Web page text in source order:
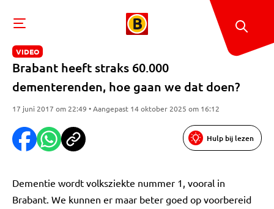
VIDEO
Brabant heeft straks 60.000
dementerenden, hoe gaan we dat doen?
17 juni 2017 om 22:49 • Aangepast 14 oktober 2025 om 16:12
Hulp bij lezen
Dementie wordt volksziekte nummer 1, vooral in
Brabant. We kunnen er maar beter goed op voorbereid